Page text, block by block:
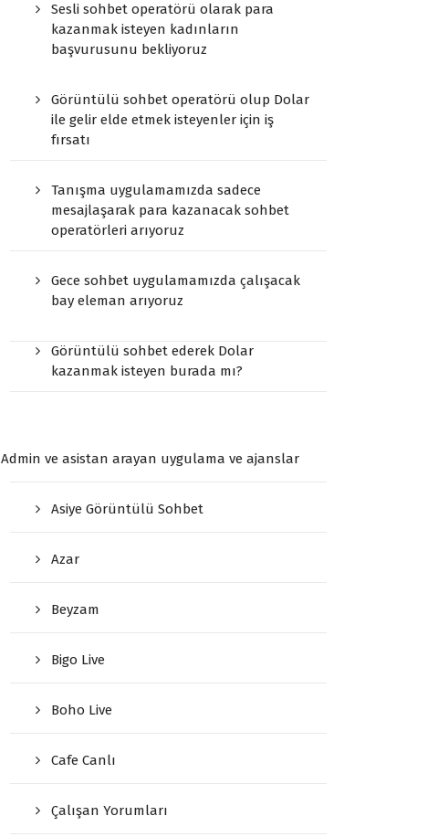
Sesli sohbet operatörü olarak para
kazanmak isteyen kadınların
başvurusunu bekliyoruz
Görüntülü sohbet operatörü olup Dolar
ile gelir elde etmek isteyenler için iş
fırsatı
Tanışma uygulamamızda sadece
mesajlaşarak para kazanacak sohbet
operatörleri arıyoruz
Gece sohbet uygulamamızda çalışacak
bay eleman arıyoruz
Görüntülü sohbet ederek Dolar
kazanmak isteyen burada mı?
Admin ve asistan arayan uygulama ve ajanslar
Asiye Görüntülü Sohbet
Azar
Beyzam
Bigo Live
Boho Live
Cafe Canlı
Çalışan Yorumları